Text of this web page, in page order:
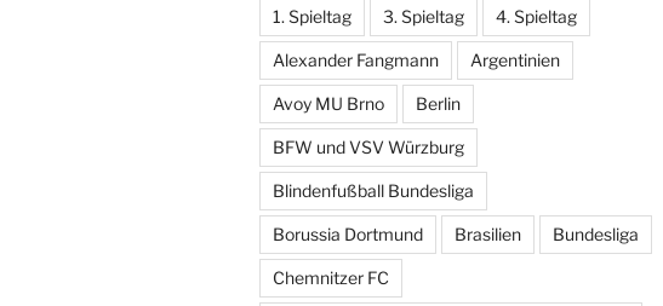
1. Spieltag 3. Spieltag 4. Spieltag
Alexander Fangmann Argentinien
Avoy MU Brno Berlin
BFW und VSV Würzburg
Blindenfußball Bundesliga
Borussia Dortmund Brasilien Bundesliga
Chemnitzer FC